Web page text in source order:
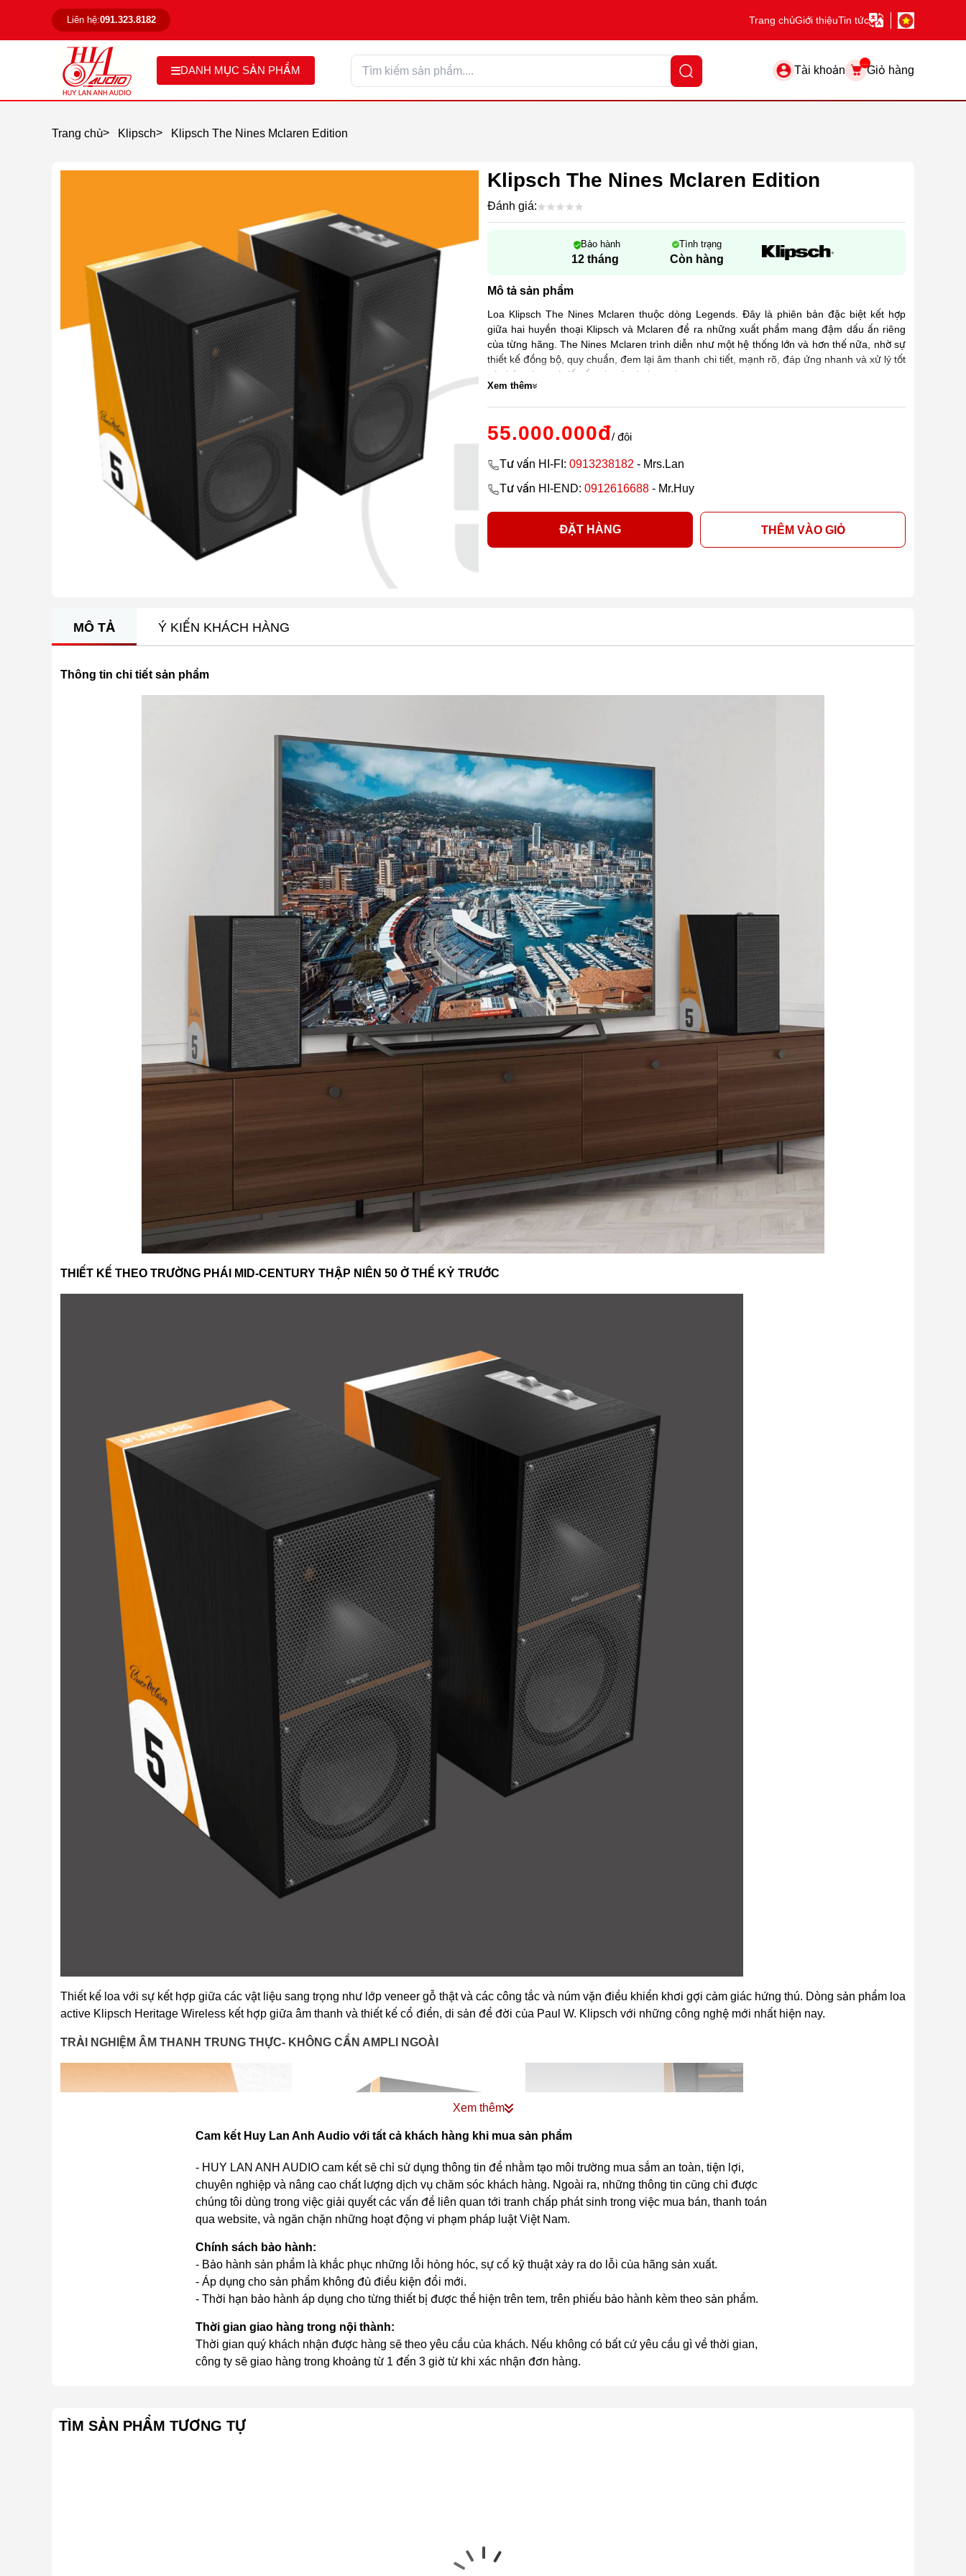
Liên hệ:091.323.8182 Trang chủGiới thiệuTin tức
DANH MỤC SẢN PHẨM Tài khoản
...
Giỏ hàng
Trang chủ> Klipsch> Klipsch The Nines Mclaren Edition
Klipsch The Nines Mclaren Edition
Đánh giá:
Bảo hành
12 tháng
Tình trạng
Còn hàng
Mô tả sản phẩm
Loa Klipsch The Nines Mclaren thuộc dòng Legends. Đây là phiên bản đặc biệt kết hợp
giữa hai huyền thoại Klipsch và Mclaren để ra những xuất phẩm mang đậm dấu ấn riêng
của từng hãng. The Nines Mclaren trình diễn như một hệ thống lớn và hơn thế nữa, nhờ sự
thiết kế đồng bộ, quy chuẩn, đem lại âm thanh chi tiết, mạnh rõ, đáp ứng nhanh và xử lý tốt
các bản nhạc có tiết tấu nhanh và dynamic cao.
Xem thêm
55.000.000đ/ đôi
Tư vấn HI-FI: 0913238182 - Mrs.Lan
Tư vấn HI-END: 0912616688 - Mr.Huy
ĐẶT HÀNG THÊM VÀO GIỎ
MÔ TẢ Ý KIẾN KHÁCH HÀNG
Thông tin chi tiết sản phẩm
THIẾT KẾ THEO TRƯỜNG PHÁI MID-CENTURY THẬP NIÊN 50 Ở THẾ KỶ TRƯỚC
Thiết kế loa với sự kết hợp giữa các vật liệu sang trọng như lớp veneer gỗ thật và các công tắc và núm vặn điều khiển khơi gợi cảm giác hứng thú. Dòng sản phẩm loa
active Klipsch Heritage Wireless kết hợp giữa âm thanh và thiết kế cổ điển, di sản để đời của Paul W. Klipsch với những công nghệ mới nhất hiện nay.
TRẢI NGHIỆM ÂM THANH TRUNG THỰC- KHÔNG CẦN AMPLI NGOÀI
Xem thêm
Cam kết Huy Lan Anh Audio với tất cả khách hàng khi mua sản phẩm
- HUY LAN ANH AUDIO cam kết sẽ chỉ sử dụng thông tin để nhằm tạo môi trường mua sắm an toàn, tiện lợi,
chuyên nghiệp và nâng cao chất lượng dịch vụ chăm sóc khách hàng. Ngoài ra, những thông tin cũng chỉ được
chúng tôi dùng trong việc giải quyết các vấn đề liên quan tới tranh chấp phát sinh trong việc mua bán, thanh toán
qua website, và ngăn chặn những hoạt động vi phạm pháp luật Việt Nam.
Chính sách bảo hành:
- Bảo hành sản phẩm là khắc phục những lỗi hỏng hóc, sự cố kỹ thuật xảy ra do lỗi của hãng sản xuất.
- Áp dụng cho sản phẩm không đủ điều kiện đổi mới.
- Thời hạn bảo hành áp dụng cho từng thiết bị được thể hiện trên tem, trên phiếu bảo hành kèm theo sản phẩm.
Thời gian giao hàng trong nội thành:
Thời gian quý khách nhận được hàng sẽ theo yêu cầu của khách. Nếu không có bất cứ yêu cầu gì về thời gian,
công ty sẽ giao hàng trong khoảng từ 1 đến 3 giờ từ khi xác nhận đơn hàng.
TÌM SẢN PHẨM TƯƠNG TỰ